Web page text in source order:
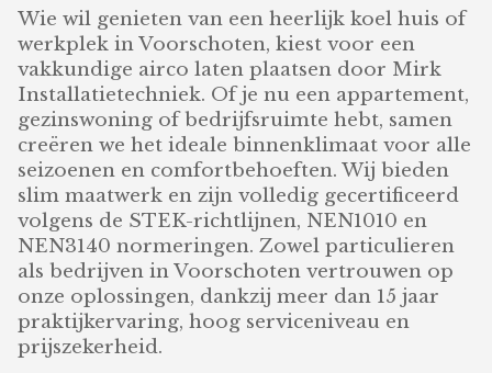
Wie wil genieten van een heerlijk koel huis of
werkplek in Voorschoten, kiest voor een
vakkundige airco laten plaatsen door Mirk
Installatietechniek. Of je nu een appartement,
gezinswoning of bedrijfsruimte hebt, samen
creëren we het ideale binnenklimaat voor alle
seizoenen en comfortbehoeften. Wij bieden
slim maatwerk en zijn volledig gecertificeerd
volgens de STEK-richtlijnen, NEN1010 en
NEN3140 normeringen. Zowel particulieren
als bedrijven in Voorschoten vertrouwen op
onze oplossingen, dankzij meer dan 15 jaar
praktijkervaring, hoog serviceniveau en
prijszekerheid.